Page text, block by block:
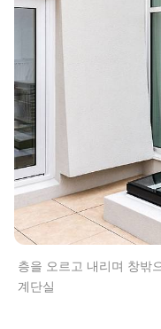
층을 오르고 내리며 창밖
계단실